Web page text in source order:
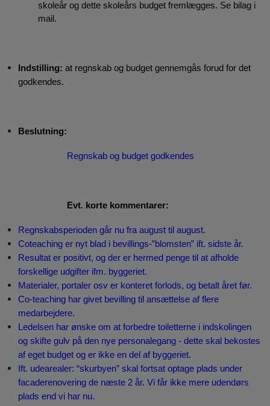
skoleår og dette skoleårs budget fremlægges. Se bilag i
mail.
Indstilling: at regnskab og budget gennemgås forud for det
godkendes.
Beslutning:
Regnskab og budget godkendes
Evt. korte kommentarer:
Regnskabsperioden går nu fra august til august.
Coteaching er nyt blad i bevillings-”blomsten” ift. sidste år.
Resultat er positivt, og der er hermed penge til at afholde
forskellige udgifter ifm. byggeriet.
Materialer, portaler osv er konteret forlods, og betalt året før.
Co-teaching har givet bevilling til ansættelse af flere
medarbejdere.
Ledelsen har ønske om at forbedre toiletterne i indskolingen
og skifte gulv på den nye personalegang - dette skal bekostes
af eget budget og er ikke en del af byggeriet.
Ift. udearealer: “skurbyen” skal fortsat optage plads under
facaderenovering de næste 2 år. Vi får ikke mere udendørs
plads end vi har nu.